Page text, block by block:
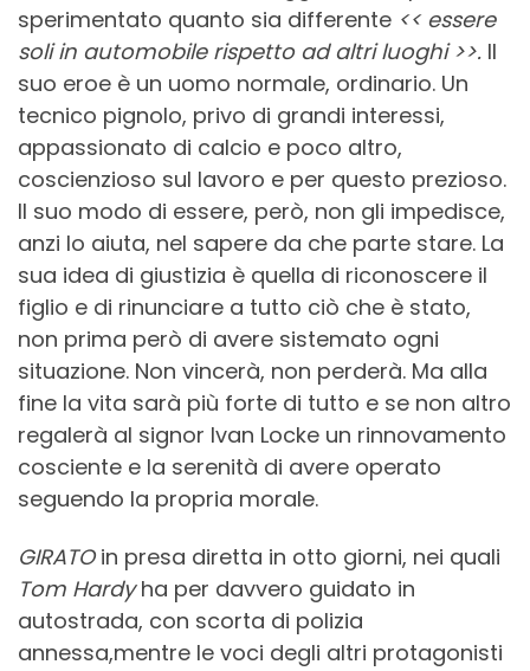
sperimentato quanto sia differente << essere
soli in automobile rispetto ad altri luoghi >>. Il
suo eroe è un uomo normale, ordinario. Un
tecnico pignolo, privo di grandi interessi,
appassionato di calcio e poco altro,
coscienzioso sul lavoro e per questo prezioso.
Il suo modo di essere, però, non gli impedisce,
anzi lo aiuta, nel sapere da che parte stare. La
sua idea di giustizia è quella di riconoscere il
figlio e di rinunciare a tutto ciò che è stato,
non prima però di avere sistemato ogni
situazione. Non vincerà, non perderà. Ma alla
fine la vita sarà più forte di tutto e se non altro
regalerà al signor Ivan Locke un rinnovamento
cosciente e la serenità di avere operato
seguendo la propria morale.
GIRATOin presa diretta in otto giorni, nei quali
Tom Hardyha per davvero guidato in
autostrada, con scorta di polizia
annessa,mentre le voci degli altri protagonisti